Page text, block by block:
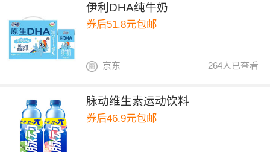
伊利DHA纯牛奶
券后51.8元包邮
264人已查看
京东
脉动维生素运动饮料
券后46.9元包邮